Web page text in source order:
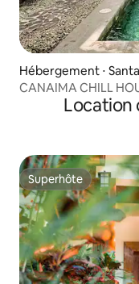
Hébergement ⋅
CANAIMA CHILL
Location
Superhôte
Superhôte